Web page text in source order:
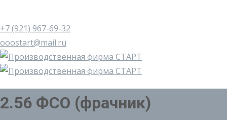
+7 (921) 967-69-32
ooostart@mail.ru
2.56 ФСО (фрачник)